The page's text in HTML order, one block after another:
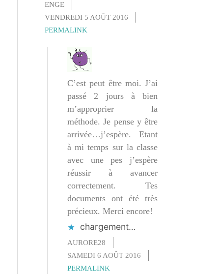
ENGE
VENDREDI 5 AOÛT 2016
PERMALINK
C’est peut être moi. J’ai
passé 2 jours à bien
m’approprier la
méthode. Je pense y être
arrivée…j’espère. Etant
à mi temps sur la classe
avec une pes j’espère
réussir à avancer
correctement. Tes
documents ont été très
précieux. Merci encore!
chargement…
AURORE28
SAMEDI 6 AOÛT 2016
PERMALINK